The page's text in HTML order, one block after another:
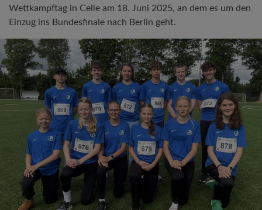
Wettkampftag in Celle am 18. Juni 2025, an dem es um den
Einzug ins Bundesfinale nach Berlin geht.